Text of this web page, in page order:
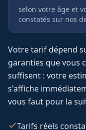
selon votre âge et
constatés sur nos
Votre tarif dépend
garanties que vous
suffisent : votre
s'affiche
vous faut pour la
Tarifs réels